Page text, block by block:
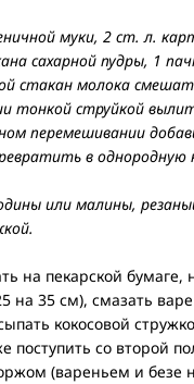
муки, 2 ст. л.
сахарной пудры, 1
стакан молока
тонкой струйкой
перемешивании
в однородную
или малины,
на пекарской
на 35 см), смазать
кокосовой
поступить со второй
(вареньем и безе